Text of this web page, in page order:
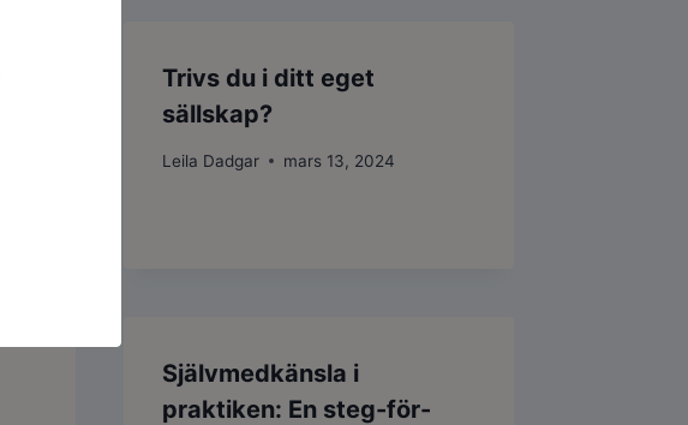
Trivs du i ditt eget
sällskap?
Leila Dadgar mars 13, 2024
Självmedkänsla i
praktiken: En steg-för-